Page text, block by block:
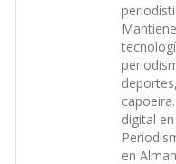
digital
en